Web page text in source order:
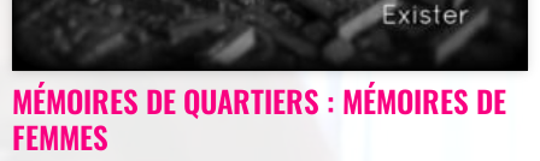
MÉMOIRES DE QUARTIERS : MÉMOIRES DE
FEMMES